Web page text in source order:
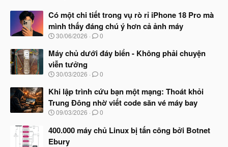
Có một chi tiết trong vụ rò rỉ iPhone 18 Pro mà
mình thấy đáng chú ý hơn cả ảnh máy
N
à
y
b
ắ
đ
ầ
u
30/06/2026 0
Máy chủ dưới đáy biển - Không phải chuyện
viễn tưởng
N
à
b
ắ
đ
ầ
30/03/2026 0
Khi lập trình cứu bạn một mạng: Thoát khỏi
Trung Đông nhờ viết code săn vé máy bay
N
à
y
b
09/03/2026 0
400.000 máy chủ Linux bị tấn công bởi Botnet
Ebury